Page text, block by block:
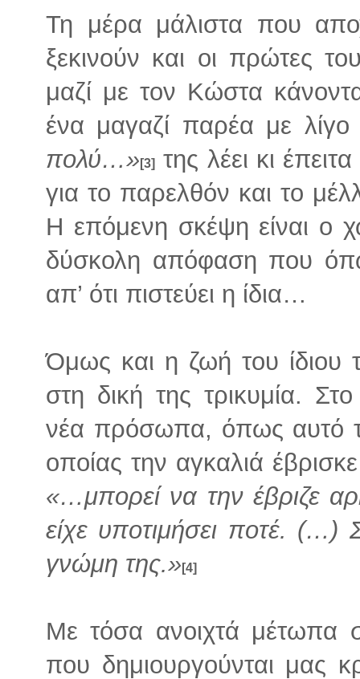
Τη μέρα μάλιστα που
ξεκινούν και οι πρώτες
μαζί με τον Κώστα
ένα μαγαζί παρέα με
πολύ…»[3] της λέει κι
για το παρελθόν και το
Η επόμενη σκέψη είναι ο
δύσκολη απόφαση που
απ’ ότι πιστεύει η ίδια…
Όμως και η ζωή του ίδιου
στη δική της τρικυμία.
νέα πρόσωπα, όπως αυτό
οποίας την αγκαλιά
«…μπορεί να την έβριζε
είχε υποτιμήσει ποτέ. (…)
γνώμη της.»[4]
Με τόσα ανοιχτά μέτωπα
που δημιουργούνται μας